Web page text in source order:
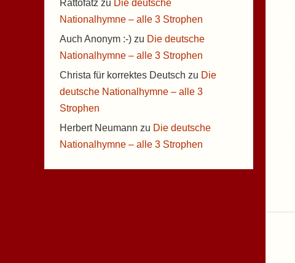
Rattofatz zu Die deutsche
Nationalhymne – alle 3 Strophen
Auch Anonym :-)zu Die deutsche
Nationalhymne – alle 3 Strophen
Christa für korrektes Deutsch zu Die
deutsche Nationalhymne – alle 3
Strophen
Herbert Neumann zu Die deutsche
Nationalhymne – alle 3 Strophen